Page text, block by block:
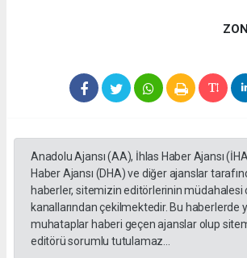
Anadolu Ajansı (AA), İhlas Haber Ajansı
Haber Ajansı (DHA) ve diğer ajanslar
haberler, sitemizin editörlerinin müdahalesi
kanallarından çekilmektedir. Bu haberlerde
muhataplar haberi geçen ajanslar olup
editörü sorumlu tutulamaz...